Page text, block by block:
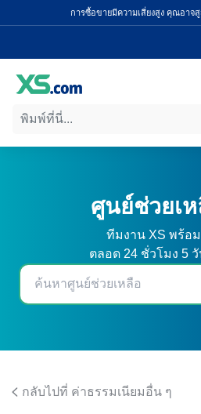
การซื้อขายมีความเสี่ยงสูง คุณอาจ
ศูนย์ช่วยเ
ทีมงาน XS พร้อ
ตลอด 24 ชั่วโมง 5
กลับไปที่ ค่าธรรมเนียมอื่น ๆ